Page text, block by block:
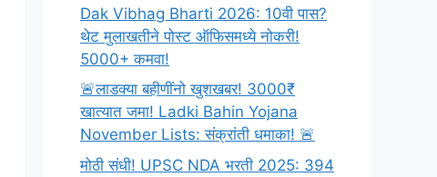
Dak Vibhag Bharti 2026: 10वी पास?
थेट मुलाखतीने पोस्ट ऑफिसमध्ये नोकरी!
5000+ कमवा!
🚨लाडक्या बहीणींनो खुशखबर! 3000₹
खात्यात जमा! Ladki Bahin Yojana
November Lists: संक्रांती धमाका! 🚨
मोठी संधी! UPSC NDA भरती 2025: 394